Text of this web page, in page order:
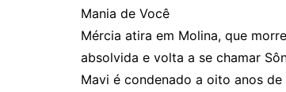
Mania de Você
Mércia atira em Molina, que
absolvida e volta a se chamar
Mavi é condenado a oito anos